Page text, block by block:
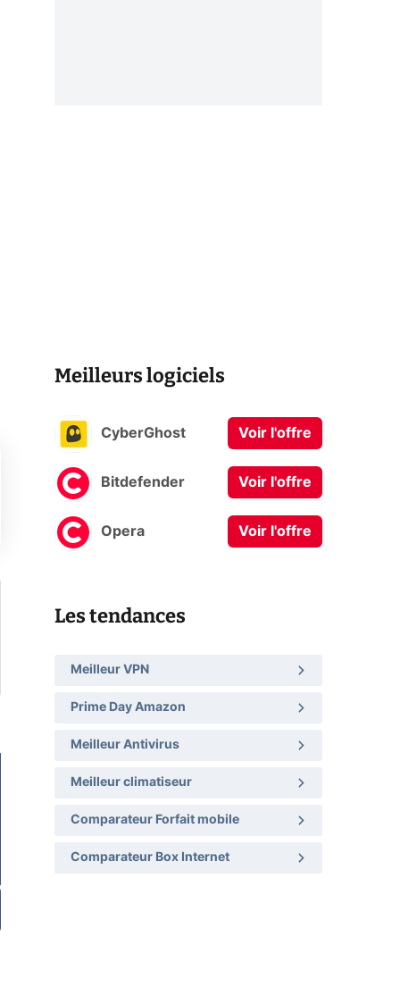
Meilleurs logiciels
CyberGhost Voir l'offre
Bitdefender Voir l'offre
Opera Voir l'offre
Les tendances
Meilleur VPN
Prime Day Amazon
Meilleur Antivirus
Meilleur climatiseur
Comparateur Forfait mobile
Comparateur Box Internet